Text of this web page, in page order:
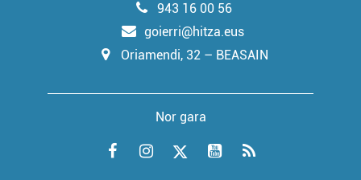
943 16 00 56
goierri@hitza.eus
Oriamendi, 32 – BEASAIN
Nor gara